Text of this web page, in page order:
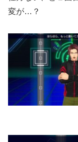
変が…？